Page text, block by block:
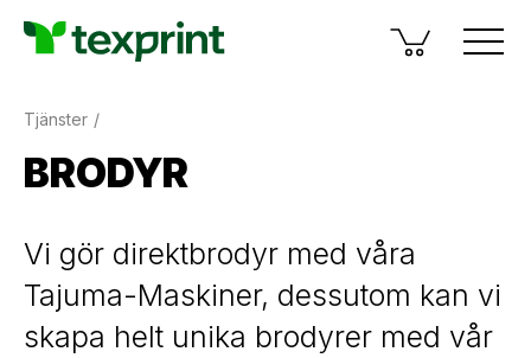
Tjänster
BRODYR
Vi gör direktbrodyr med våra
Tajuma-Maskiner, dessutom kan vi
skapa helt unika brodyrer med vår